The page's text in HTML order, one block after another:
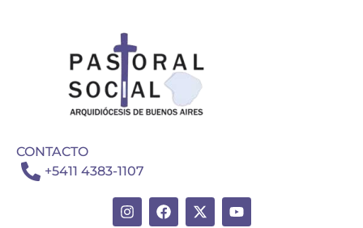
CONTACTO
+5411 4383-1107